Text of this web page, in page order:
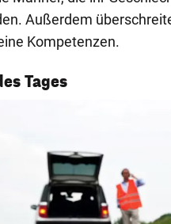
Außerdem
Kompetenzen.
Tages